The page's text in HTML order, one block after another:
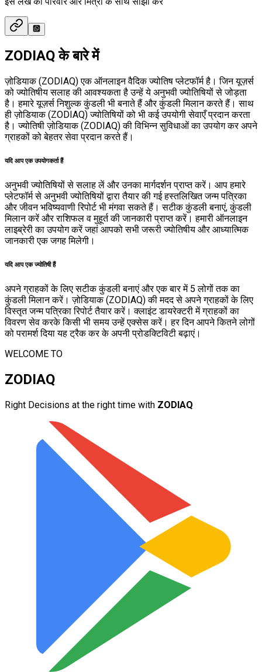
ZODIAQ के बारे में
ज़ोडियाक (ZODIAQ) एक ऑनलाइन वैदिक ज्योतिष प्लेटफॉर्म है। जिन यूज़र्स
को ज्योतिषीय सलाह की आवश्यकता है उन्हें ये अनुभवी ज्योतिषियों से जोड़ता
है। हमारे यूज़र्स निशुल्क कुंडली भी बनाते हैं और कुंडली मिलान करते हैं। साथ
ही ज़ोडियाक (ZODIAQ) ज्योतिषियों को भी कई उपयोगी सेवाएँ प्रदान करता
है। ज्योतिषी ज़ोडियाक (ZODIAQ) की विभिन्न सुविधाओं का उपयोग कर अपने
ग्राहकों को बेहतर सेवा प्रदान करते हैं।
यदि आप एक उपयोगकर्ता हैं
अनुभवी ज्योतिषियों से सलाह लें और उनका मार्गदर्शन प्राप्त करें। आप हमारे
प्लेटफॉर्म से अनुभवी ज्योतिषियों द्वारा तैयार की गई हस्तलिखित जन्म पत्रिका
और जीवन भविष्यवाणी रिपोर्ट भी मंगवा सकते हैं। सटीक कुंडली बनाएं, कुंडली
मिलान करें और राशिफल व मुहूर्त की जानकारी प्राप्त करें। हमारी ऑनलाइन
लाइब्रेरी का उपयोग करें जहां आपको सभी जरूरी ज्योतिषीय और आध्यात्मिक
जानकारी एक जगह मिलेगी।
यदि आप एक ज्योतिषी हैं
अपने ग्राहकों के लिए सटीक कुंडली बनाएं और एक बार में 5 लोगों तक का
कुंडली मिलान करें। ज़ोडियाक (ZODIAQ) की मदद से अपने ग्राहकों के लिए
विस्तृत जन्म पत्रिका रिपोर्ट तैयार करें। क्लाइंट डायरेक्टरी में ग्राहकों का
विवरण सेव करके किसी भी समय उन्हें एक्सेस करें। हर दिन आपने कितने लोगों
को परामर्श दिया यह ट्रैक कर के अपनी प्रोडक्टिविटी बढ़ाएं।
WELCOME TO
ZODIAQ
Right Decisions at the right time with ZODIAQ